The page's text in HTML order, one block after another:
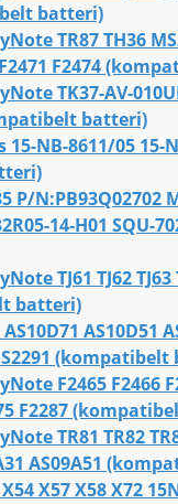
batteri)
TR87 TH36
F2471 F2474
TK37-AV-
batteri)
NB-8611/05 15-
P/N:PB93Q02702
14-H01 SQU-
TJ61 TJ62 TJ63
batteri)
AS10D51
F2465 F2466
F2287
TR81 TR82
AS09A51
X57 X58 X72